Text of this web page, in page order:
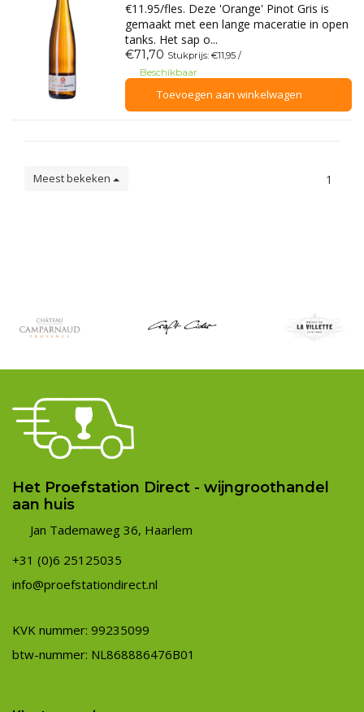
€11.95/fles. Deze 'Orange' Pinot Gris is
gemaakt met een lange maceratie in open
tanks. Het sap o...
€71,70 Stukprijs: €11,95 /
Beschikbaar
Toevoegen aan winkelwagen
Meest bekeken 1
Het Proefstation Direct - wijngroothandel
aan huis
Jan Tademaweg 36, Haarlem
+31 (0)6 25125035
info@proefstationdirect.nl
KVK nummer: 99235099
btw-nummer: NL868886476B01